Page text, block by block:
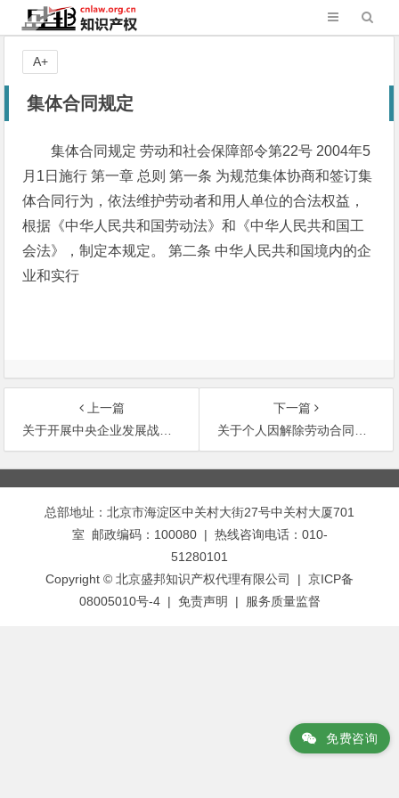
集体合同规定
集体合同规定 劳动和社会保障部令第22号 2004年5
月1日施行 第一章 总则 第一条 为规范集体协商和签订集
体合同行为，依法维护劳动者和用人单位的合法权益，
根据《中华人民共和国劳动法》和《中华人民共和国工
会法》，制定本规定。 第二条 中华人民共和国境内的企
业和实行
A+
上一篇
关于开展中央企业发展战略与规划编制工作的补充通知
下一篇
关于个人因解除劳动合同取得经济补偿金征收个人所得税问题的通知
文
章
总部地址：北京市海淀区中关村大街27号中关村大厦701
室 邮政编码：100080 | 热线咨询电话：010-
51280101
Copyright © 北京盛邦知识产权代理有限公司 | 京ICP备
08005010号-4 | 免责声明 | 服务质量监督
免费咨询